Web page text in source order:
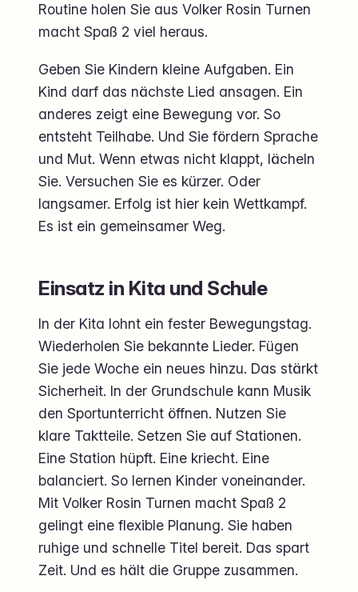
Routine holen Sie aus Volker Rosin Turnen
macht Spaß 2 viel heraus.
Geben Sie Kindern kleine Aufgaben. Ein
Kind darf das nächste Lied ansagen. Ein
anderes zeigt eine Bewegung vor. So
entsteht Teilhabe. Und Sie fördern Sprache
und Mut. Wenn etwas nicht klappt, lächeln
Sie. Versuchen Sie es kürzer. Oder
langsamer. Erfolg ist hier kein Wettkampf.
Es ist ein gemeinsamer Weg.
Einsatz in Kita und Schule
In der Kita lohnt ein fester Bewegungstag.
Wiederholen Sie bekannte Lieder. Fügen
Sie jede Woche ein neues hinzu. Das stärkt
Sicherheit. In der Grundschule kann Musik
den Sportunterricht öffnen. Nutzen Sie
klare Taktteile. Setzen Sie auf Stationen.
Eine Station hüpft. Eine kriecht. Eine
balanciert. So lernen Kinder voneinander.
Mit Volker Rosin Turnen macht Spaß 2
gelingt eine flexible Planung. Sie haben
ruhige und schnelle Titel bereit. Das spart
Zeit. Und es hält die Gruppe zusammen.